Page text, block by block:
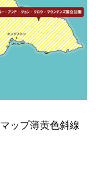
ップ薄黄色斜線